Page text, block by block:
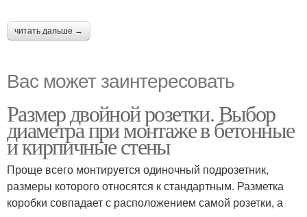
читать дальше →
Вас может заинтересовать
Размер двойной розетки. Выбор
диаметра при монтаже в бетонные
и кирпичные стены
Проще всего монтируется одиночный подрозетник,
размеры которого относятся к стандартным. Разметка
коробки совпадает с расположением самой розетки, а